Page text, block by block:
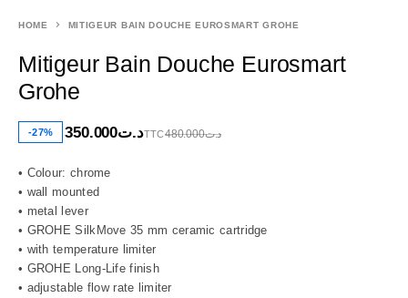
HOME MITIGEUR BAIN DOUCHE EUROSMART GROHE
Mitigeur Bain Douche Eurosmart
Grohe
-27% د.ت480.000 د.ت350.000 TTC
• Colour: chrome
• wall mounted
• metal lever
• GROHE SilkMove 35 mm ceramic cartridge
• with temperature limiter
• GROHE Long-Life finish
• adjustable flow rate limiter